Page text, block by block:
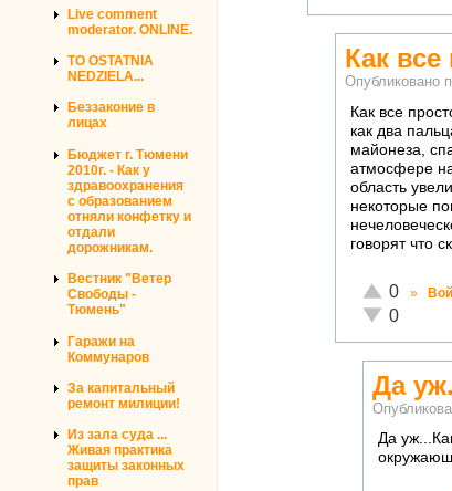
Live comment
moderator. ONLINE.
TO OSTATNIA
NEDZIELA...
Беззаконие в
лицах
Бюджет г. Тюмени
2010г. - Как у
здравоохранения
с образованием
отняли конфетку и
отдали
дорожникам.
Вестник "Ветер
Свободы -
Тюмень"
Гаражи на
Коммунаров
За капитальный
ремонт милиции!
Из зала суда ...
Живая практика
защиты законных
прав
Как все
Опубликовано
Как все
как два
майонеза,
атмосфере
область
некоторые
говорят что
Отлично!
0
Неадекватно!
0
»
Да
Да